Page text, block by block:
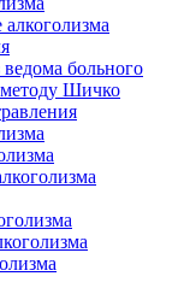
больного
методу Шичко